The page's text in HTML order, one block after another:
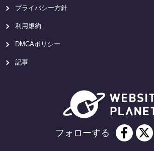
プライバシー方針
利用規約
DMCAポリシー
記事
フォローする